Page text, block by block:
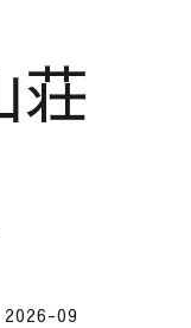
荘
2026-09